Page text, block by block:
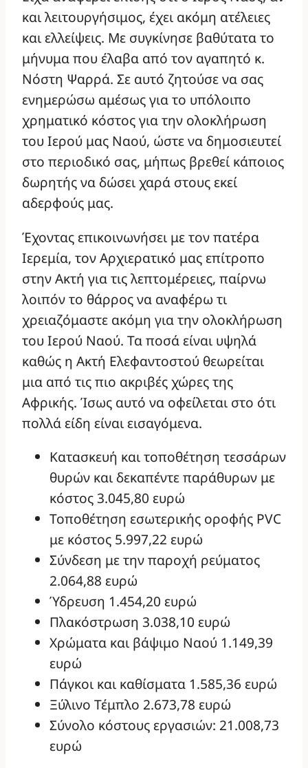
και λειτουργήσιμος, έχει ακόμη ατέλειες
και ελλείψεις. Με συγκίνησε βαθύτατα το
μήνυμα που έλαβα από τον αγαπητό κ.
Νόστη Ψαρρά. Σε αυτό ζητούσε να σας
ενημερώσω αμέσως για το υπόλοιπο
χρηματικό κόστος για την ολοκλήρωση
του Ιερού μας Ναού, ώστε να δημοσιευτεί
στο περιοδικό σας, μήπως βρεθεί κάποιος
δωρητής να δώσει χαρά στους εκεί
αδερφούς μας.
Έχοντας επικοινωνήσει με τον πατέρα
Ιερεμία, τον Αρχιερατικό μας επίτροπο
στην Ακτή για τις λεπτομέρειες, παίρνω
λοιπόν το θάρρος να αναφέρω τι
χρειαζόμαστε ακόμη για την ολοκλήρωση
του Ιερού Ναού. Τα ποσά είναι υψηλά
καθώς η Ακτή Ελεφαντοστού θεωρείται
μια από τις πιο ακριβές χώρες της
Αφρικής. Ίσως αυτό να οφείλεται στο ότι
πολλά είδη είναι εισαγόμενα.
Κατασκευή και τοποθέτηση τεσσάρων
θυρών και δεκαπέντε παράθυρων με
κόστος 3.045,80 ευρώ
Τοποθέτηση εσωτερικής οροφής PVC
με κόστος 5.997,22 ευρώ
Σύνδεση με την παροχή ρεύματος
2.064,88 ευρώ
Ύδρευση 1.454,20 ευρώ
Πλακόστρωση 3.038,10 ευρώ
Χρώματα και βάψιμο Ναού 1.149,39
ευρώ
Πάγκοι και καθίσματα 1.585,36 ευρώ
Ξύλινο Τέμπλο 2.673,78 ευρώ
Σύνολο κόστους εργασιών: 21.008,73
ευρώ